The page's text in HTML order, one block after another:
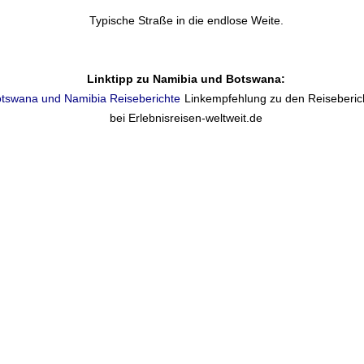
Typische Straße in die endlose Weite.
Linktipp zu Namibia und Botswana:
und Namibia Reiseberichte Linkempfehlung zu den
bei Erlebnisreisen-weltweit.de